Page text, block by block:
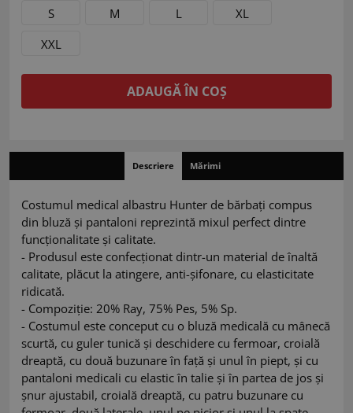
S
M L
XL
XXL
ADAUGĂ ÎN COȘ
Descriere Mărimi
Costumul medical albastru Hunter de bărbați compus
din bluză și pantaloni reprezintă mixul perfect dintre
funcționalitate și calitate.
- Produsul este confecționat dintr-un material de înaltă
calitate, plăcut la atingere, anti-șifonare, cu elasticitate
ridicată.
- Compoziție: 20% Ray, 75% Pes, 5% Sp.
- Costumul este conceput cu o bluză medicală cu mânecă
scurtă, cu guler tunică și deschidere cu fermoar, croială
dreaptă, cu două buzunare în față și unul în piept, și cu
pantaloni medicali cu elastic în talie și în partea de jos și
șnur ajustabil, croială dreaptă, cu patru buzunare cu